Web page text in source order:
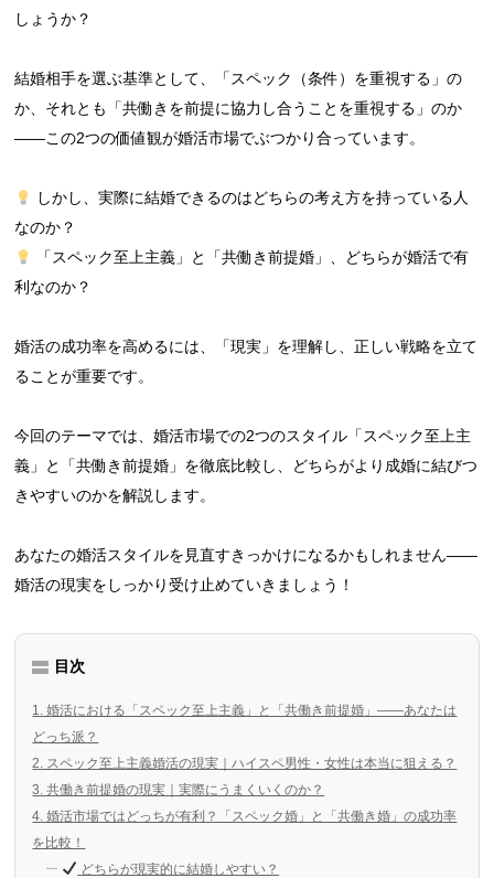
しょうか？
結婚相手を選ぶ基準として、「スペック（条件）を重視する」の
か、それとも「共働きを前提に協力し合うことを重視する」のか
——この2つの価値観が婚活市場でぶつかり合っています。
しかし、実際に結婚できるのはどちらの考え方を持っている人
なのか？
「スペック至上主義」と「共働き前提婚」、どちらが婚活で有
利なのか？
婚活の成功率を高めるには、「現実」を理解し、正しい戦略を立て
ることが重要です。
今回のテーマでは、婚活市場での2つのスタイル「スペック至上主
義」と「共働き前提婚」を徹底比較し、どちらがより成婚に結びつ
きやすいのかを解説します。
あなたの婚活スタイルを見直すきっかけになるかもしれません——
婚活の現実をしっかり受け止めていきましょう！
目次
1. 婚活における「スペック至上主義」と「共働き前提婚」——あなたは
どっち派？
2. スペック至上主義婚活の現実｜ハイスペ男性・女性は本当に狙える？
3. 共働き前提婚の現実｜実際にうまくいくのか？
4. 婚活市場ではどっちが有利？「スペック婚」と「共働き婚」の成功率
を比較！
どちらが現実的に結婚しやすい？